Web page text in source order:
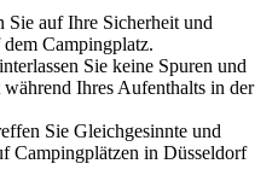
Sie auf Ihre Sicherheit und
Campingplatz.
Sie keine Spuren und
Ihres Aufenthalts in der
Sie Gleichgesinnte und
Campingplätzen in Düsseldorf